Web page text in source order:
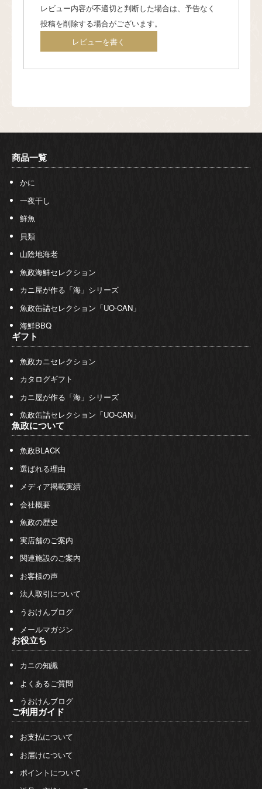
レビュー内容が不適切と判断した場合は、予告なく
投稿を削除する場合がございます。
レビューを書く
商品一覧
かに
一夜干し
鮮魚
貝類
山陰地海老
魚政海鮮セレクション
カニ屋が作る「海」シリーズ
魚政缶詰セレクション「UO-CAN」
海鮮BBQ
ギフト
魚政カニセレクション
カタログギフト
カニ屋が作る「海」シリーズ
魚政缶詰セレクション「UO-CAN」
魚政について
魚政BLACK
選ばれる理由
メディア掲載実績
会社概要
魚政の歴史
実店舗のご案内
関連施設のご案内
お客様の声
法人取引について
うおけんブログ
メールマガジン
お役立ち
カニの知識
よくあるご質問
うおけんブログ
ご利用ガイド
お支払について
お届けについて
ポイントについて